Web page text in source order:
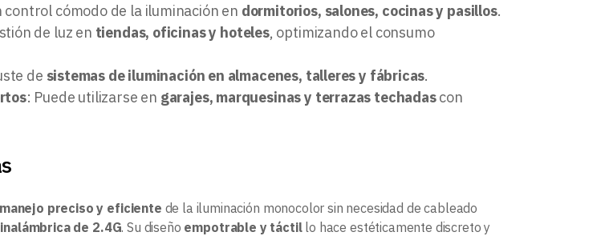
control cómodo de la iluminación en dormitorios, salones, cocinas y pasillos.
de luz en tiendas, oficinas y hoteles, optimizando el consumo
de sistemas de iluminación en almacenes, talleres y fábricas.
: Puede utilizarse en garajes, marquesinas y terrazas techadascon
manejo preciso y eficiente de la iluminación monocolor sin necesidad de cableado
inalámbrica de 2.4G. Su diseño empotrable y táctillo hace estéticamente discreto y